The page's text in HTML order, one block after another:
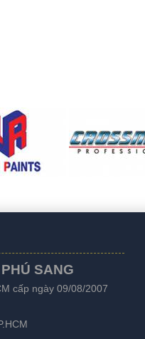
SANG
cấp ngày 09/08/2007